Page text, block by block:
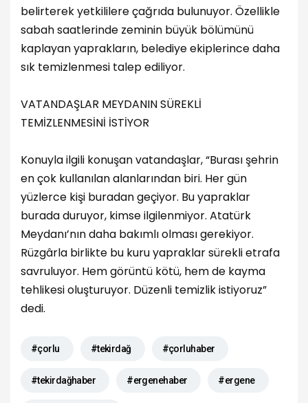
belirterek yetkililere çağrıda bulunuyor. Özellikle
sabah saatlerinde zeminin büyük bölümünü
kaplayan yaprakların, belediye ekiplerince daha
sık temizlenmesi talep ediliyor.
VATANDAŞLAR MEYDANIN SÜREKLİ
TEMİZLENMESİNİ İSTİYOR
Konuyla ilgili konuşan vatandaşlar, “Burası şehrin
en çok kullanılan alanlarından biri. Her gün
yüzlerce kişi buradan geçiyor. Bu yapraklar
burada duruyor, kimse ilgilenmiyor. Atatürk
Meydanı’nın daha bakımlı olması gerekiyor.
Rüzgârla birlikte bu kuru yapraklar sürekli etrafa
savruluyor. Hem görüntü kötü, hem de kayma
tehlikesi oluşturuyor. Düzenli temizlik istiyoruz”
dedi.
#çorlu #tekirdağ #çorluhaber
#tekirdağhaber #ergenehaber #ergene